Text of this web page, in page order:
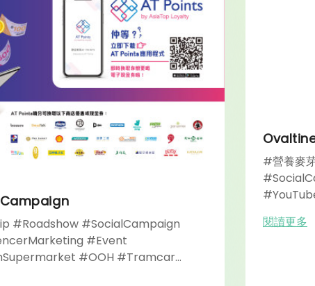
#Roadshow #SocialCampaign
#Event
#OOH #Tramcar
#營養麥
閱讀更多